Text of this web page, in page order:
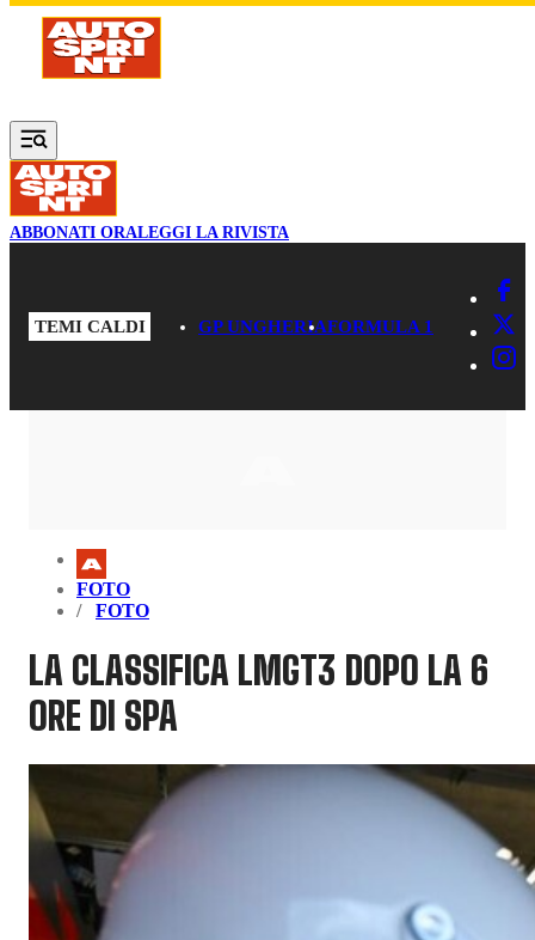
Vai al contenuto principale
ABBONATI ORALEGGI LA RIVISTA
TEMI CALDI GP UNGHERIAFORMULA 1
FOTO
FOTO
LA CLASSIFICA LMGT3 DOPO LA 6
ORE DI SPA